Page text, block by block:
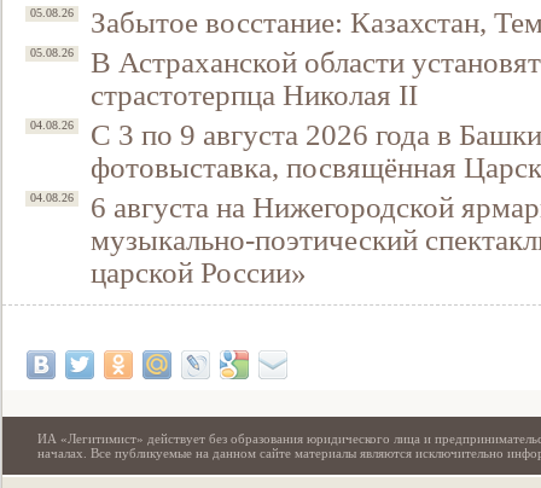
05.08.26 Забытое восстание: Казахстан,
05.08.26
В Астраханской области
страстотерпца Николая II
04.08.26
С 3 по 9 августа 2026 года в
фотовыставка, посвящённая
04.08.26
6 августа на Нижегородской
музыкально-поэтический
царской России»
Свидетельство
ИА «Легитимист» действует без образования юридического лица и
началах. Все публикуемые на данном сайте материалы являются исключительно